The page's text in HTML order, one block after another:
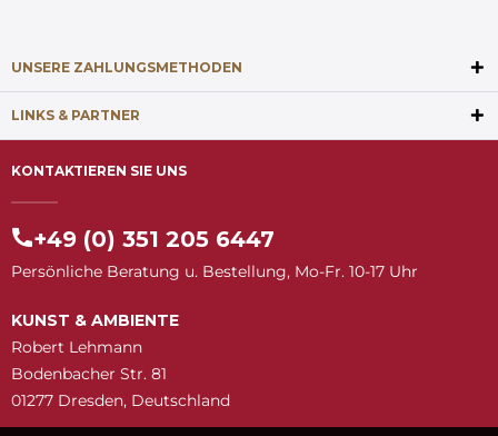
UNSERE ZAHLUNGSMETHODEN
LINKS & PARTNER
KONTAKTIEREN SIE UNS
+49 (0) 351 205 6447
Persönliche Beratung u. Bestellung, Mo-Fr. 10-17 Uhr
KUNST & AMBIENTE
Robert Lehmann
Bodenbacher Str. 81
01277 Dresden, Deutschland